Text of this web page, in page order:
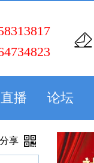
直播 论坛
享